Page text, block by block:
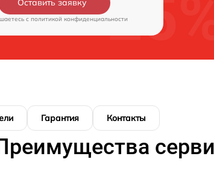
Оставить заявку
c политикой конфиденциальности
Гарантия Контакты